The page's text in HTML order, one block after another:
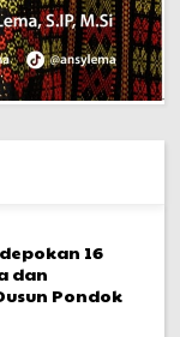
16
dan
Pondok